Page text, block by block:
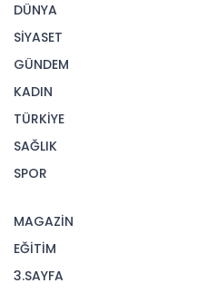
DÜNYA
SİYASET
GÜNDEM
KADIN
TÜRKİYE
SAĞLIK
SPOR
MAGAZİN
EĞİTİM
3.SAYFA